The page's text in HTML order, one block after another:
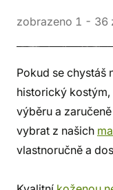
zobrazeno 1 - 36
Pokud se chystáš
historický
výběru a
vybrat z našich
vlastnoručně a